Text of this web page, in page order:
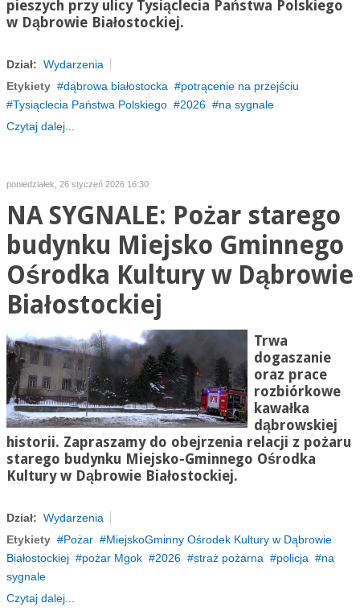
pieszych przy ulicy Tysiąclecia Państwa Polskiego
w Dąbrowie Białostockiej.
Dział: Wydarzenia
Etykiety
dąbrowa białostocka
potrącenie na przejściu
Tysiąclecia Państwa Polskiego
2026
na sygnale
Czytaj dalej...
poniedziałek, 26 styczeń 2026 16:30
NA SYGNALE: Pożar starego
budynku Miejsko Gminnego
Ośrodka Kultury w Dąbrowie
Białostockiej
Trwa
dogaszanie
oraz prace
rozbiórkowe
kawałka
dąbrowskiej
historii. Zapraszamy do obejrzenia relacji z pożaru
starego budynku Miejsko-Gminnego Ośrodka
Kultury w Dąbrowie Białostockiej.
Dział: Wydarzenia
Etykiety
Pożar
MiejskoGminny Ośrodek Kultury w Dąbrowie
Białostockiej
pożar Mgok 2026 straż pożarna policja
na
sygnale
Czytaj dalej...